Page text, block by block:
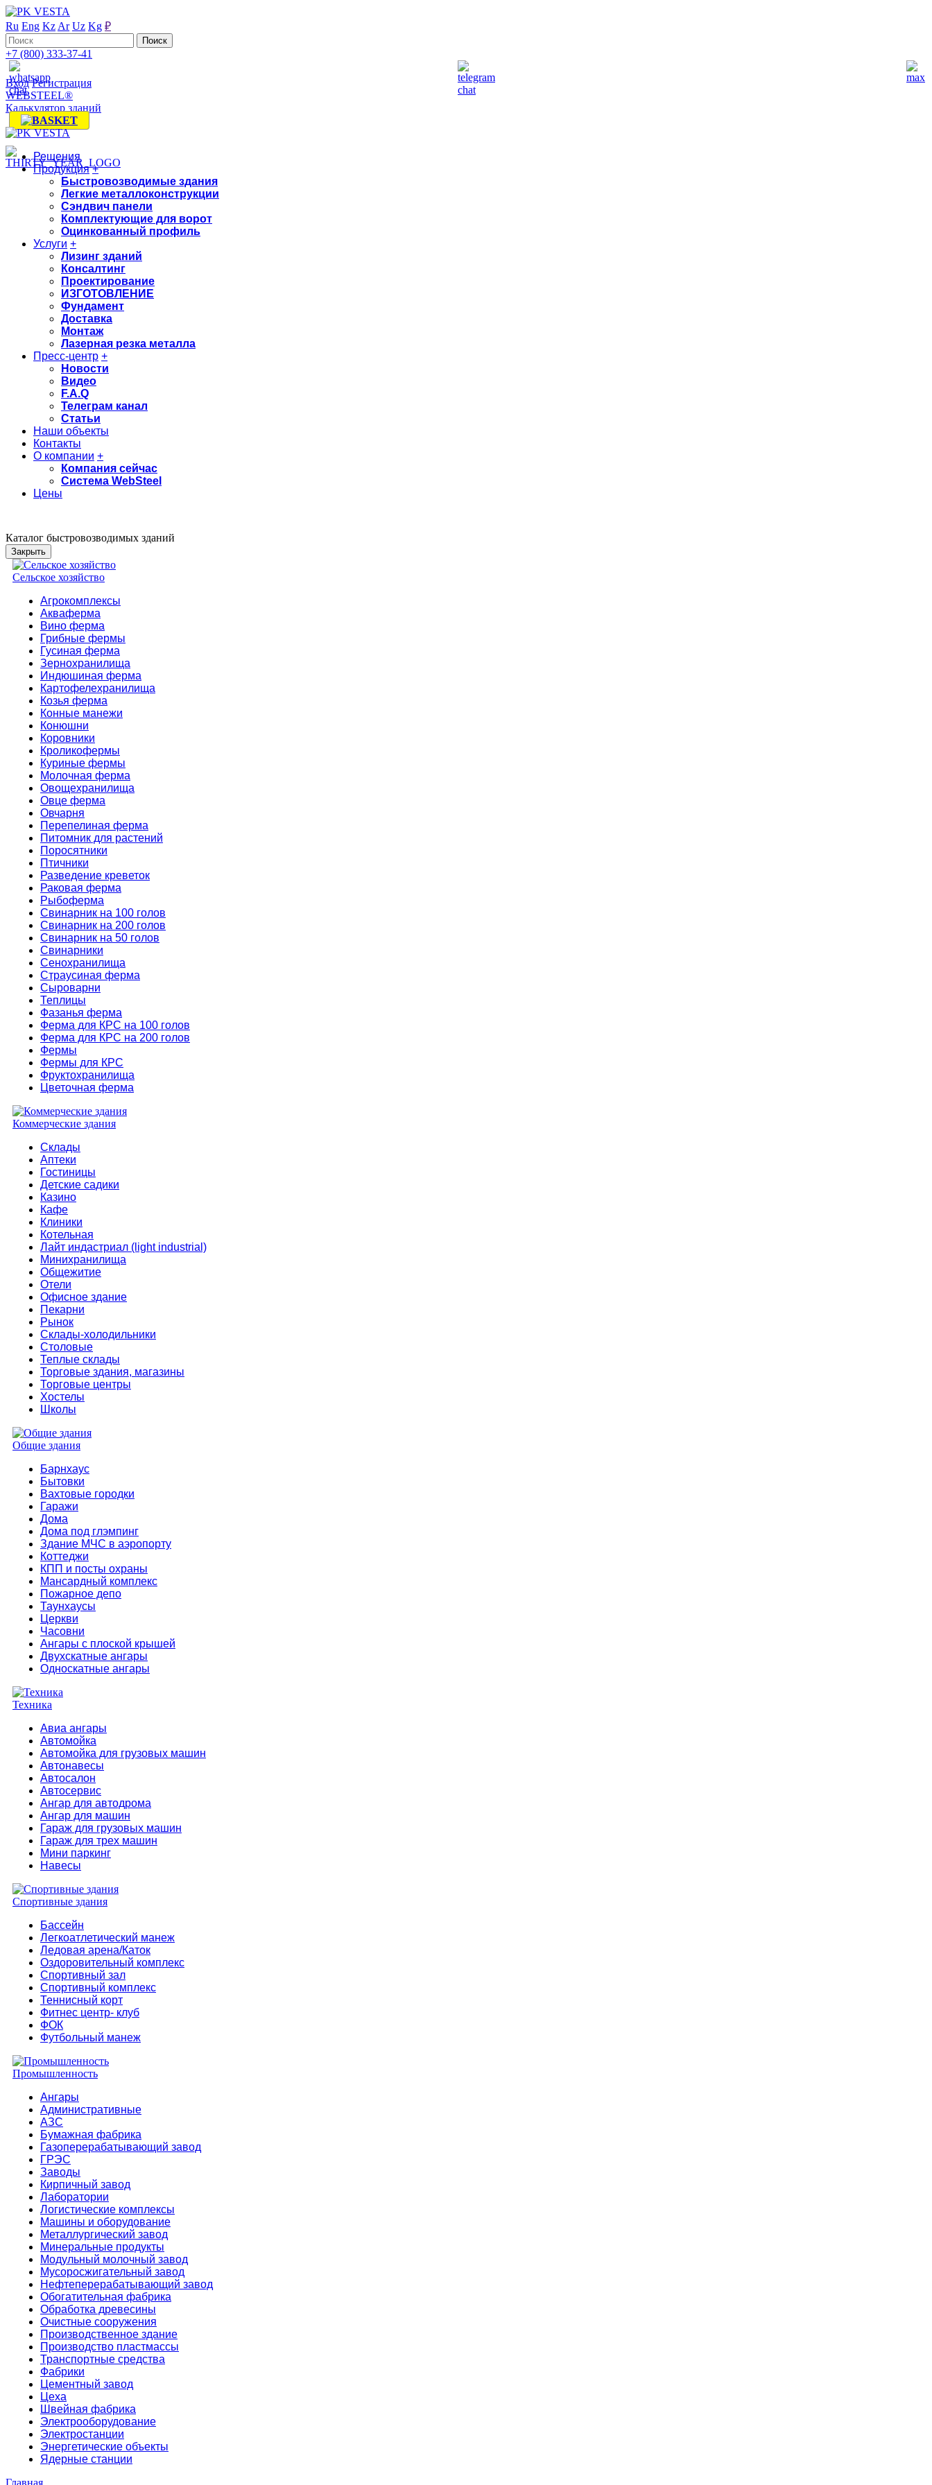
Ru Eng Kz Ar Uz Kg ₽
+7 (800) 333-37-41
Вход Регистрация
WEBSTEEL®
Калькулятор зданий
Решения
Продукция +
Быстровозводимые здания
Легкие металлоконструкции
Сэндвич панели
Комплектующие для ворот
Оцинкованный профиль
Услуги +
Лизинг зданий
Консалтинг
Проектирование
ИЗГОТОВЛЕНИЕ
Фундамент
Доставка
Монтаж
Лазерная резка металла
Пресс-центр +
Новости
Видео
F.A.Q
Телеграм канал
Статьи
Наши объекты
Контакты
О компании +
Компания сейчас
Система WebSteel
Цены
Каталог быстровозводимых зданий
Закрыть
Сельское хозяйство
Агрокомплексы
Акваферма
Вино ферма
Грибные фермы
Гусиная ферма
Зернохранилища
Индюшиная ферма
Картофелехранилища
Козья ферма
Конные манежи
Конюшни
Коровники
Кроликофермы
Куриные фермы
Молочная ферма
Овощехранилища
Овце ферма
Овчарня
Перепелиная ферма
Питомник для растений
Поросятники
Птичники
Разведение креветок
Раковая ферма
Рыбоферма
Свинарник на 100 голов
Свинарник на 200 голов
Свинарник на 50 голов
Свинарники
Сенохранилища
Страусиная ферма
Сыроварни
Теплицы
Фазанья ферма
Ферма для КРС на 100 голов
Ферма для КРС на 200 голов
Фермы
Фермы для КРС
Фруктохранилища
Цветочная ферма
Коммерческие здания
Склады
Аптеки
Гостиницы
Детские садики
Казино
Кафе
Клиники
Котельная
Лайт индастриал (light industrial)
Минихранилища
Общежитие
Отели
Офисное здание
Пекарни
Рынок
Склады-холодильники
Столовые
Теплые склады
Торговые здания, магазины
Торговые центры
Хостелы
Школы
Общие здания
Барнхаус
Бытовки
Вахтовые городки
Гаражи
Дома
Дома под глэмпинг
Здание МЧС в аэропорту
Коттеджи
КПП и посты охраны
Мансардный комплекс
Пожарное депо
Таунхаусы
Церкви
Часовни
Ангары с плоской крышей
Двухскатные ангары
Односкатные ангары
Техника
Авиа ангары
Автомойка
Автомойка для грузовых машин
Автонавесы
Автосалон
Автосервис
Ангар для автодрома
Ангар для машин
Гараж для грузовых машин
Гараж для трех машин
Мини паркинг
Навесы
Спортивные здания
Бассейн
Легкоатлетический манеж
Ледовая арена/Каток
Оздоровительный комплекс
Спортивный зал
Спортивный комплекс
Теннисный корт
Фитнес центр- клуб
ФОК
Футбольный манеж
Промышленность
Ангары
Административные
АЗС
Бумажная фабрика
Газоперерабатывающий завод
ГРЭС
Заводы
Кирпичный завод
Лаборатории
Логистические комплексы
Машины и оборудование
Металлургический завод
Минеральные продукты
Модульный молочный завод
Мусоросжигательный завод
Нефтеперерабатывающий завод
Обогатительная фабрика
Обработка древесины
Очистные сооружения
Производственное здание
Производство пластмассы
Транспортные средства
Фабрики
Цементный завод
Цеха
Швейная фабрика
Электрооборудование
Электростанции
Энергетические объекты
Ядерные станции
Главная